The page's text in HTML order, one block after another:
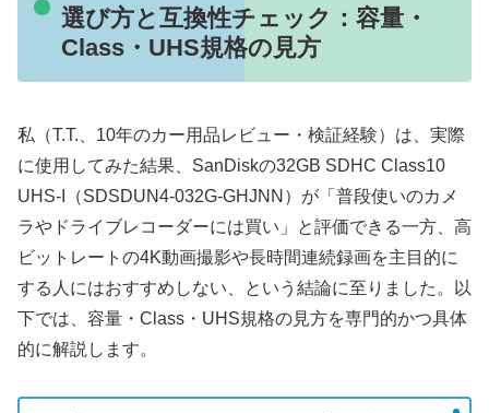
選び方と互換性チェック：容量・
Class・UHS規格の見方
私（T.T.、10年のカー用品レビュー・検証経験）は、実際
に使用してみた結果、SanDiskの32GB SDHC Class10
UHS-I（SDSDUN4-032G-GHJNN）が「普段使いのカメ
ラやドライブレコーダーには買い」と評価できる一方、高
ビットレートの4K動画撮影や長時間連続録画を主目的に
する人にはおすすめしない、という結論に至りました。以
下では、容量・Class・UHS規格の見方を専門的かつ具体
的に解説します。